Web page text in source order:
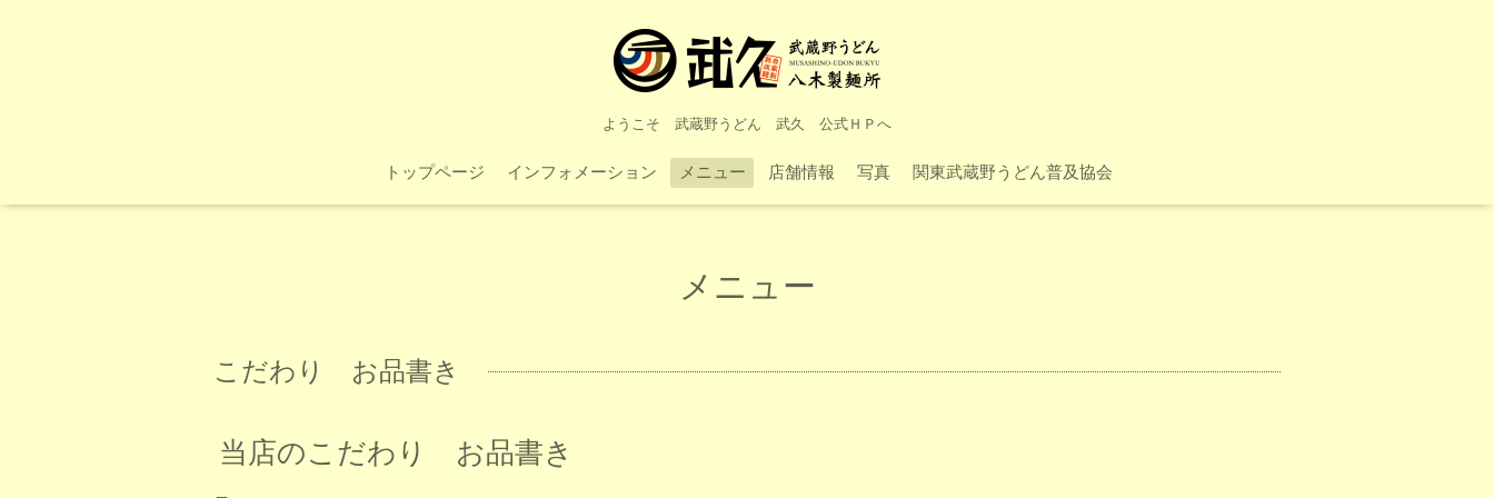
ようこそ 武蔵野うどん 武久 公式ＨＰへ
トップページ インフォメーション メニュー 店舗情報 写真 関東武蔵野うどん普及協会
メニュー
こだわり お品書き
当店のこだわり お品書き